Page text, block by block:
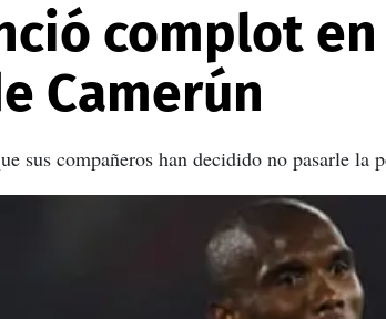
complot
Camerún
sus compañeros han decidido no pasarle la